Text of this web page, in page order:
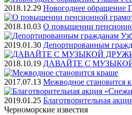
2018.12.29 Новогоднее обращение
2018.10.03 О повышении
2019.01.30 Депортированным
2018.10.19 ДАВАЙТЕ С
2017.07.13 Межводное становится
2019.01.25 Благотворительная
Черноморские известия